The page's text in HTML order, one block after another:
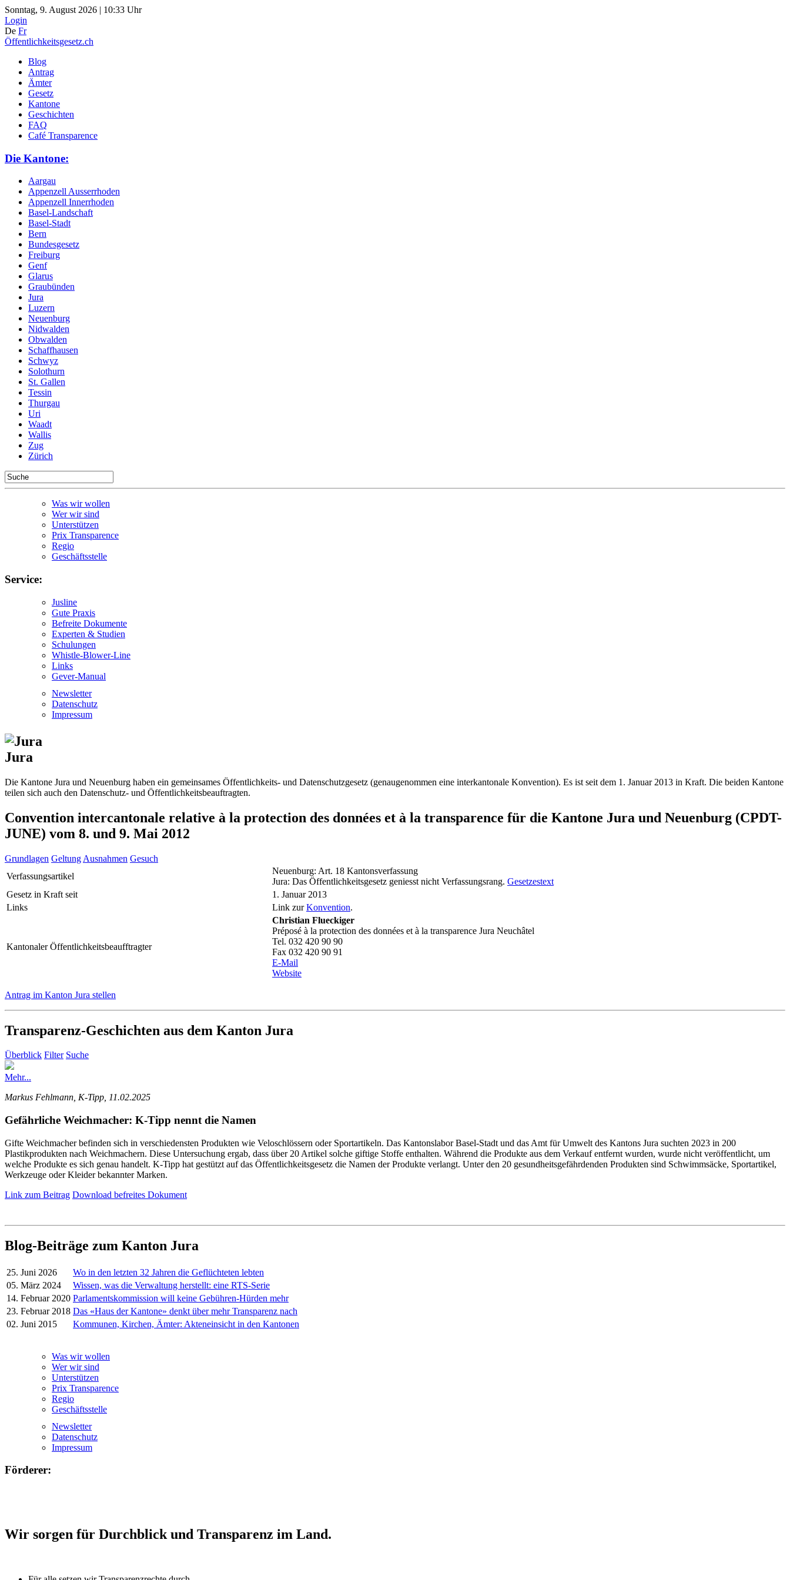
Sonntag, 9. August 2026 | 10:33 Uhr
Login
De Fr
Öffentlichkeitsgesetz.ch
Blog
Antrag
Ämter
Gesetz
Kantone
Geschichten
FAQ
Café Transparence
Die Kantone:
Aargau
Appenzell Ausserrhoden
Appenzell Innerrhoden
Basel-Landschaft
Basel-Stadt
Bern
Bundesgesetz
Freiburg
Genf
Glarus
Graubünden
Jura
Luzern
Neuenburg
Nidwalden
Obwalden
Schaffhausen
Schwyz
Solothurn
St. Gallen
Tessin
Thurgau
Uri
Waadt
Wallis
Zug
Zürich
Was wir wollen
Wer wir sind
Unterstützen
Prix Transparence
Regio
Geschäftsstelle
Service:
Jusline
Gute Praxis
Befreite Dokumente
Experten & Studien
Schulungen
Whistle-Blower-Line
Links
Gever-Manual
Newsletter
Datenschutz
Impressum
Jura
Die Kantone Jura und Neuenburg haben ein gemeinsames Öffentlichkeits- und Datenschutzgesetz (genaugenommen eine interkantonale Konvention). Es ist seit dem 1. Januar 2013 in Kraft. Die beiden Kantone
teilen sich auch den Datenschutz- und Öffentlichkeitsbeauftragten.
Convention intercantonale relative à la protection des données et à la transparence für die Kantone Jura und Neuenburg (CPDT-
JUNE) vom 8. und 9. Mai 2012
Grundlagen Geltung Ausnahmen Gesuch
Verfassungsartikel
Neuenburg: Art. 18 Kantonsverfassung
Jura: Das Öffentlichkeitsgesetz geniesst nicht Verfassungsrang. Gesetzestext
Gesetz in Kraft seit
1. Januar 2013
Links
Link zurKonvention.
Kantonaler Öffentlichkeitsbeaufftragter
Christian Flueckiger
Préposé à la protection des données et à la transparence Jura Neuchâtel
Tel. 032 420 90 90
Fax 032 420 90 91
E-Mail
Website
Antrag im Kanton Jura stellen
Transparenz-Geschichten aus dem Kanton Jura
Überblick Filter Suche
Mehr...
Markus Fehlmann, K-Tipp, 11.02.2025
Gefährliche Weichmacher: K-Tipp nennt die Namen
Gifte Weichmacher befinden sich in verschiedensten Produkten wie Veloschlössern oder Sportartikeln. Das Kantonslabor Basel-Stadt und das Amt für Umwelt des Kantons Jura suchten 2023 in 200
Plastikprodukten nach Weichmachern. Diese Untersuchung ergab, dass über 20 Artikel solche giftige Stoffe enthalten. Während die Produkte aus dem Verkauf entfernt wurden, wurde nicht veröffentlicht, um
welche Produkte es sich genau handelt. K-Tipp hat gestützt auf das Öffentlichkeitsgesetz die Namen der Produkte verlangt. ­Unter den 20 gesundheits­ge­fähr­denden Produkten sind Schwimmsäcke, Sport­arti­kel,
Werkzeuge oder Kleider bekannter Marken.
Link zum Beitrag Download befreites Dokument
Blog-Beiträge zum Kanton Jura
25. Juni 2026
Wo in den letzten 32 Jahren die Geflüchteten lebten
05. März 2024
Wissen, was die Verwaltung herstellt: eine RTS-Serie
14. Februar 2020 Parlamentskommission will keine Gebühren-Hürden mehr
23. Februar 2018 Das «Haus der Kantone» denkt über mehr Transparenz nach
02. Juni 2015
Kommunen, Kirchen, Ämter: Akteneinsicht in den Kantonen
Was wir wollen
Wer wir sind
Unterstützen
Prix Transparence
Regio
Geschäftsstelle
Newsletter
Datenschutz
Impressum
Förderer:
Wir sorgen für Durchblick und Transparenz im Land.